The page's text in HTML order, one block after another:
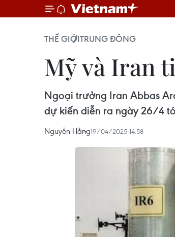
THẾ GIỚITRUNG ĐÔNG
Mỹ và Iran
Ngoại trưởng Iran Abbas
dự kiến diễn ra ngày 26/4
Nguyễn Hằng19/04/2025 14:58